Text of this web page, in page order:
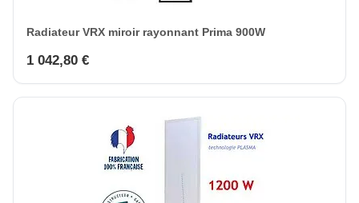
Radiateur VRX miroir rayonnant Prima 900W
1 042,80 €